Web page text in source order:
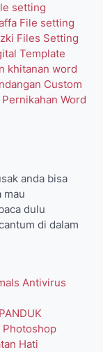
setting
File setting
Files Setting
Template
khitanan word
Custom
Word
anda bisa
mau
dulu
di dalam
Antivirus
Photoshop
Hati